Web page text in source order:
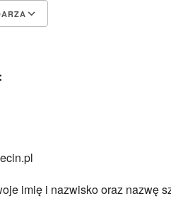
imię i nazwisko oraz nazwę